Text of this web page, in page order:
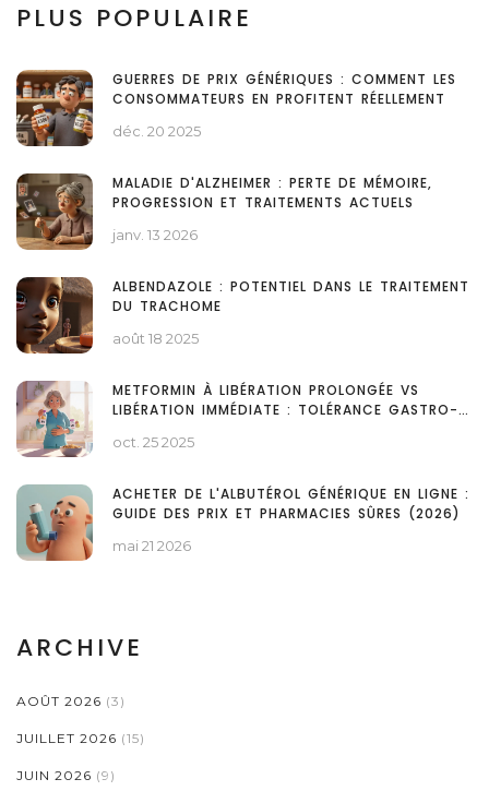
PLUS POPULAIRE
GUERRES DE PRIX GÉNÉRIQUES : COMMENT LES
CONSOMMATEURS EN PROFITENT RÉELLEMENT
déc. 20 2025
MALADIE D'ALZHEIMER : PERTE DE MÉMOIRE,
PROGRESSION ET TRAITEMENTS ACTUELS
janv. 13 2026
ALBENDAZOLE : POTENTIEL DANS LE TRAITEMENT
DU TRACHOME
août 18 2025
METFORMIN À LIBÉRATION PROLONGÉE VS
LIBÉRATION IMMÉDIATE : TOLÉRANCE GASTRO-
oct. 25 2025
ACHETER DE L'ALBUTÉROL GÉNÉRIQUE EN LIGNE :
GUIDE DES PRIX ET PHARMACIES SÛRES (2026)
mai 21 2026
ARCHIVE
AOÛT 2026 (3)
JUILLET 2026 (15)
JUIN 2026 (9)